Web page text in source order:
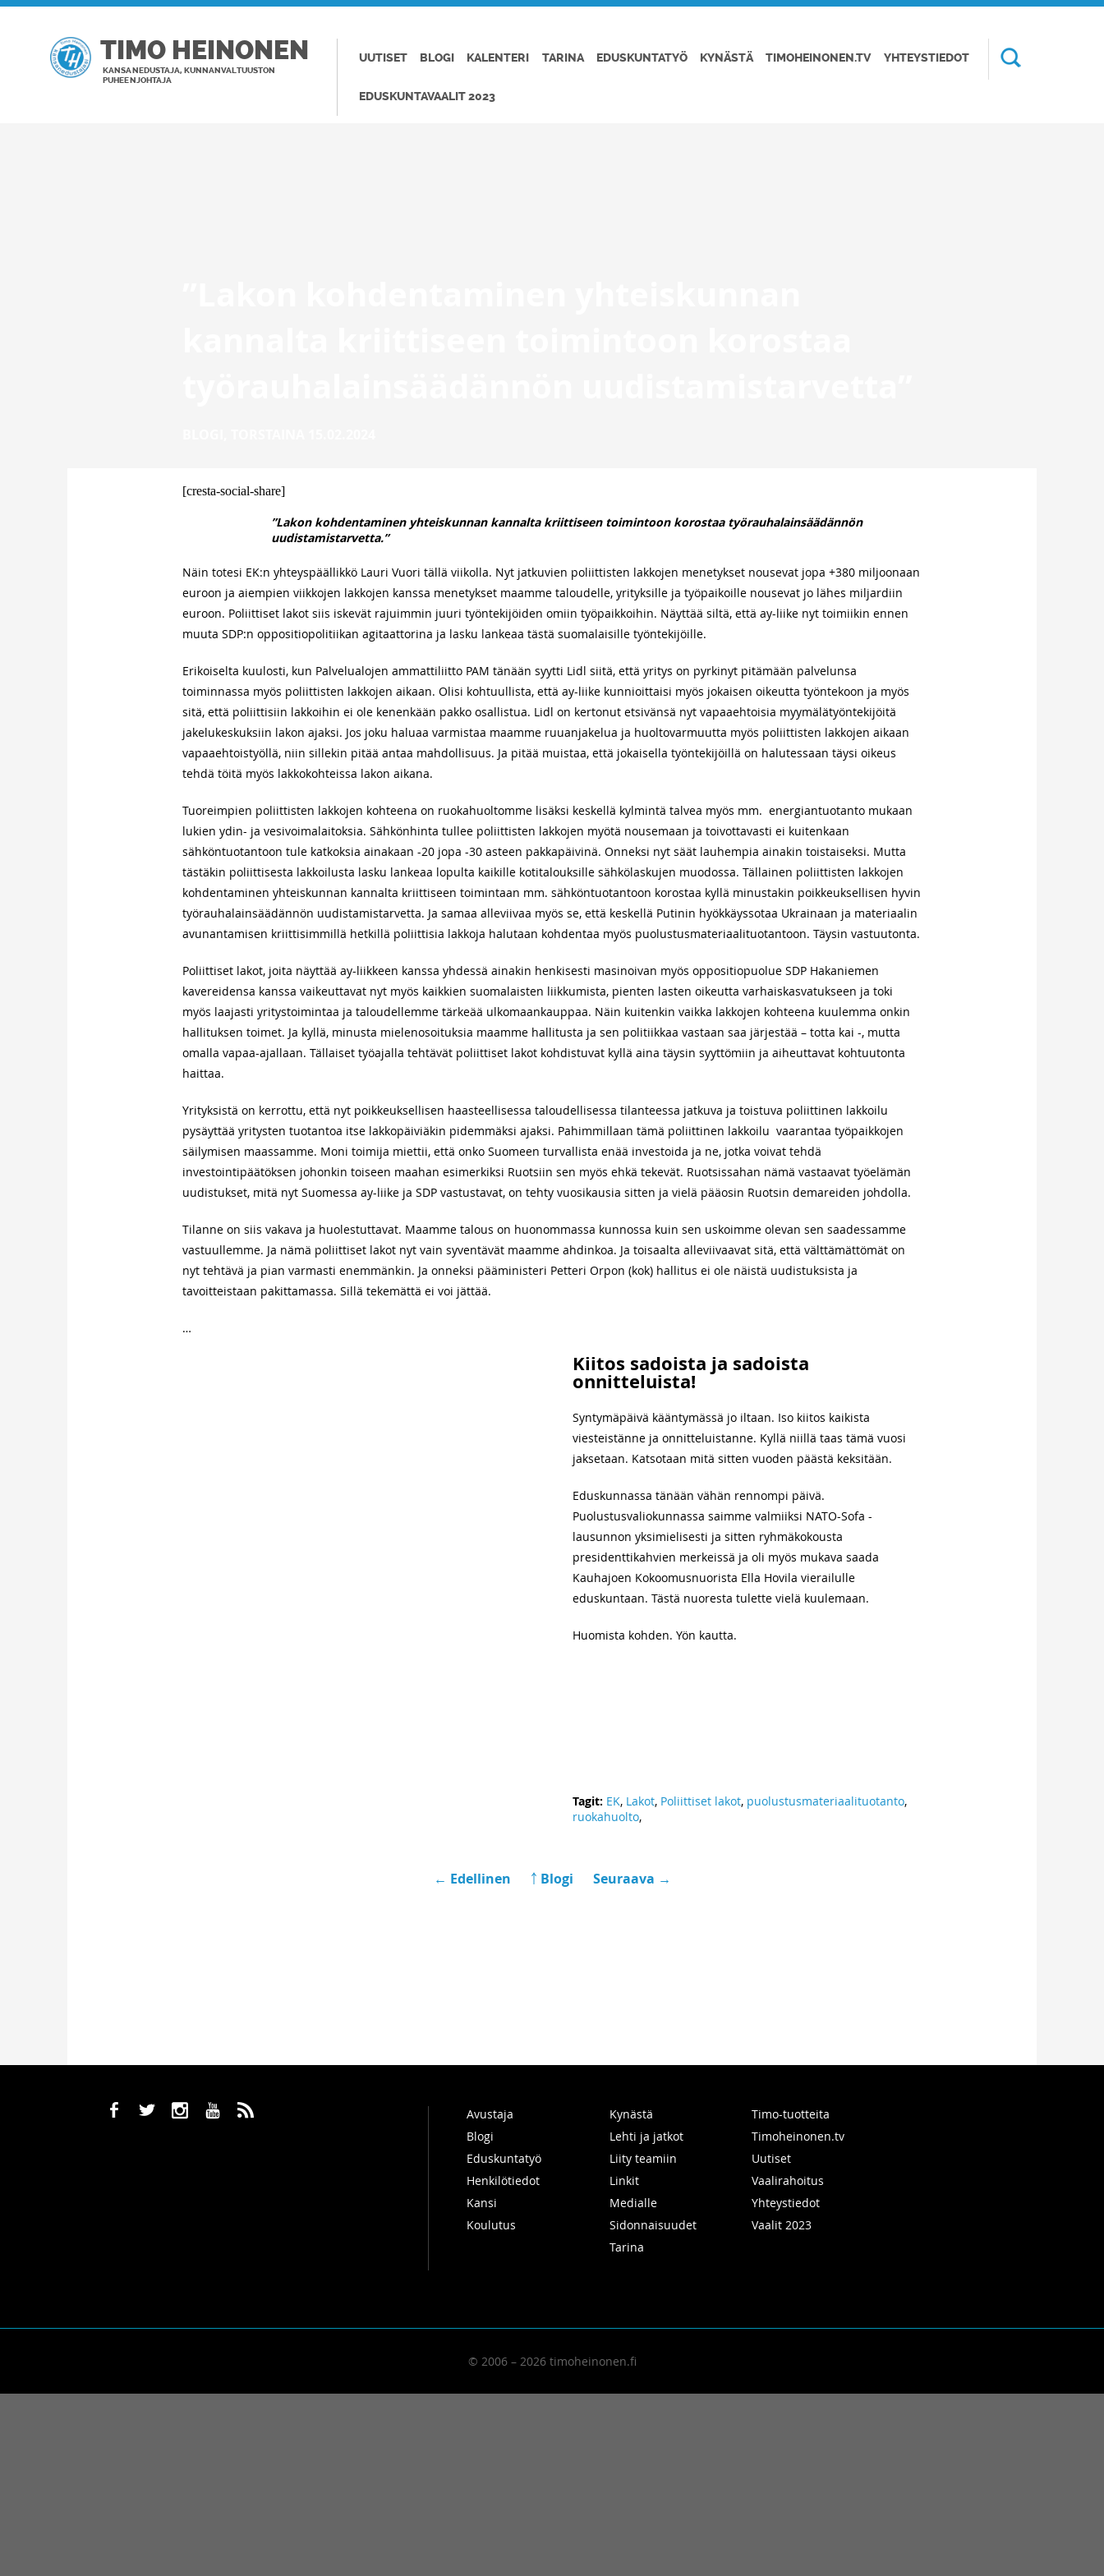
TIMO HEINONEN
KANSANEDUSTAJA, KUNNANVALTUUSTON
PUHEENJOHTAJA
UUTISET BLOGI KALENTERI TARINA EDUSKUNTATYÖ KYNÄSTÄ TIMOHEINONEN.TV YHTEYSTIEDOT
EDUSKUNTAVAALIT 2023
[cresta-social-share]
”Lakon kohdentaminen yhteiskunnan kannalta kriittiseen toimintoon korostaa työrauhalainsäädännön
uudistamistarvetta.”
Näin totesi EK:n yhteyspäällikkö Lauri Vuori tällä viikolla. Nyt jatkuvien poliittisten lakkojen menetykset nousevat jopa +380 miljoonaan
euroon ja aiempien viikkojen lakkojen kanssa menetykset maamme taloudelle, yrityksille ja työpaikoille nousevat jo lähes miljardiin
euroon. Poliittiset lakot siis iskevät rajuimmin juuri työntekijöiden omiin työpaikkoihin. Näyttää siltä, että ay-liike nyt toimiikin ennen
muuta SDP:n oppositiopolitiikan agitaattorina ja lasku lankeaa tästä suomalaisille työntekijöille.
Erikoiselta kuulosti, kun Palvelualojen ammattiliitto PAM tänään syytti Lidl siitä, että yritys on pyrkinyt pitämään palvelunsa
toiminnassa myös poliittisten lakkojen aikaan. Olisi kohtuullista, että ay-liike kunnioittaisi myös jokaisen oikeutta työntekoon ja myös
sitä, että poliittisiin lakkoihin ei ole kenenkään pakko osallistua. Lidl on kertonut etsivänsä nyt vapaaehtoisia myymälätyöntekijöitä
jakelukeskuksiin lakon ajaksi. Jos joku haluaa varmistaa maamme ruuanjakelua ja huoltovarmuutta myös poliittisten lakkojen aikaan
vapaaehtoistyöllä, niin sillekin pitää antaa mahdollisuus. Ja pitää muistaa, että jokaisella työntekijöillä on halutessaan täysi oikeus
tehdä töitä myös lakkokohteissa lakon aikana.
Tuoreimpien poliittisten lakkojen kohteena on ruokahuoltomme lisäksi keskellä kylmintä talvea myös mm. energiantuotanto mukaan
lukien ydin- ja vesivoimalaitoksia. Sähkönhinta tullee poliittisten lakkojen myötä nousemaan ja toivottavasti ei kuitenkaan
sähköntuotantoon tule katkoksia ainakaan -20 jopa -30 asteen pakkapäivinä. Onneksi nyt säät lauhempia ainakin toistaiseksi. Mutta
tästäkin poliittisesta lakkoilusta lasku lankeaa lopulta kaikille kotitalouksille sähkölaskujen muodossa. Tällainen poliittisten lakkojen
kohdentaminen yhteiskunnan kannalta kriittiseen toimintaan mm. sähköntuotantoon korostaa kyllä minustakin poikkeuksellisen hyvin
työrauhalainsäädännön uudistamistarvetta. Ja samaa alleviivaa myös se, että keskellä Putinin hyökkäyssotaa Ukrainaan ja materiaalin
avunantamisen kriittisimmillä hetkillä poliittisia lakkoja halutaan kohdentaa myös puolustusmateriaalituotantoon. Täysin vastuutonta.
Poliittiset lakot, joita näyttää ay-liikkeen kanssa yhdessä ainakin henkisesti masinoivan myös oppositiopuolue SDP Hakaniemen
kavereidensa kanssa vaikeuttavat nyt myös kaikkien suomalaisten liikkumista, pienten lasten oikeutta varhaiskasvatukseen ja toki
myös laajasti yritystoimintaa ja taloudellemme tärkeää ulkomaankauppaa. Näin kuitenkin vaikka lakkojen kohteena kuulemma onkin
hallituksen toimet. Ja kyllä, minusta mielenosoituksia maamme hallitusta ja sen politiikkaa vastaan saa järjestää – totta kai -, mutta
omalla vapaa-ajallaan. Tällaiset työajalla tehtävät poliittiset lakot kohdistuvat kyllä aina täysin syyttömiin ja aiheuttavat kohtuutonta
haittaa.
Yrityksistä on kerrottu, että nyt poikkeuksellisen haasteellisessa taloudellisessa tilanteessa jatkuva ja toistuva poliittinen lakkoilu
pysäyttää yritysten tuotantoa itse lakkopäiviäkin pidemmäksi ajaksi. Pahimmillaan tämä poliittinen lakkoilu vaarantaa työpaikkojen
säilymisen maassamme. Moni toimija miettii, että onko Suomeen turvallista enää investoida ja ne, jotka voivat tehdä
investointipäätöksen johonkin toiseen maahan esimerkiksi Ruotsiin sen myös ehkä tekevät. Ruotsissahan nämä vastaavat työelämän
uudistukset, mitä nyt Suomessa ay-liike ja SDP vastustavat, on tehty vuosikausia sitten ja vielä pääosin Ruotsin demareiden johdolla.
Tilanne on siis vakava ja huolestuttavat. Maamme talous on huonommassa kunnossa kuin sen uskoimme olevan sen saadessamme
vastuullemme. Ja nämä poliittiset lakot nyt vain syventävät maamme ahdinkoa. Ja toisaalta alleviivaavat sitä, että välttämättömät on
nyt tehtävä ja pian varmasti enemmänkin. Ja onneksi pääministeri Petteri Orpon (kok) hallitus ei ole näistä uudistuksista ja
tavoitteistaan pakittamassa. Sillä tekemättä ei voi jättää.
…
Kiitos sadoista ja sadoista
onnitteluista!
Syntymäpäivä kääntymässä jo iltaan. Iso kiitos kaikista
viesteistänne ja onnitteluistanne. Kyllä niillä taas tämä vuosi
jaksetaan. Katsotaan mitä sitten vuoden päästä keksitään.
Eduskunnassa tänään vähän rennompi päivä.
Puolustusvaliokunnassa saimme valmiiksi NATO-Sofa -
lausunnon yksimielisesti ja sitten ryhmäkokousta
presidenttikahvien merkeissä ja oli myös mukava saada
Kauhajoen Kokoomusnuorista Ella Hovila vierailulle
eduskuntaan. Tästä nuoresta tulette vielä kuulemaan.
Huomista kohden. Yön kautta.
Tagit: EK, Lakot, Poliittiset lakot, puolustusmateriaalituotanto,
ruokahuolto,
← Edellinen ￪ Blogi Seuraava →
b a x r ,
Avustaja
Blogi
Eduskuntatyö
Henkilötiedot
Kansi
Koulutus
Kynästä
Lehti ja jatkot
Liity teamiin
Linkit
Medialle
Sidonnaisuudet
Tarina
Timo-tuotteita
Timoheinonen.tv
Uutiset
Vaalirahoitus
Yhteystiedot
Vaalit 2023
© 2006 – 2026 timoheinonen.fi